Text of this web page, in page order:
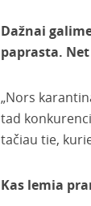
Dažnai
paprasta.
„Nors
tad
tačiau tie,
Kas lemia